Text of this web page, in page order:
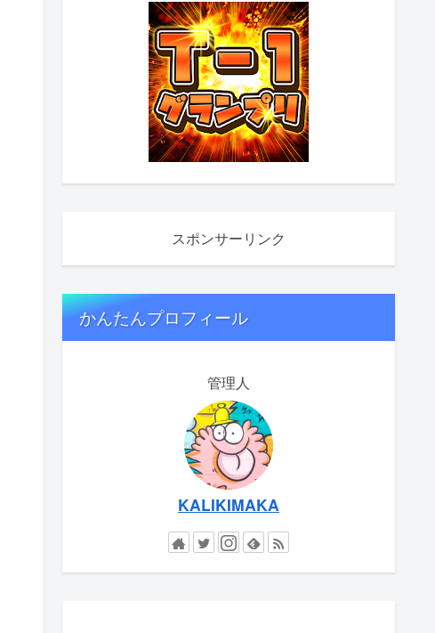
スポンサーリンク
かんたんプロフィール
管理人
KALIKIMAKA